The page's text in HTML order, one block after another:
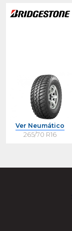
Ver Neumático
265/70 R16